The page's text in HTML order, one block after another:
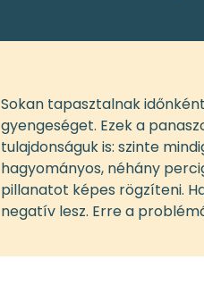
Sokan tapasztalnak
gyengeséget. Ezek a
tulajdonságuk is: szinte
hagyományos, néhány
pillanatot képes rögzíteni.
negatív lesz. Erre a